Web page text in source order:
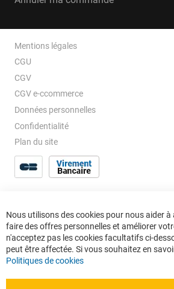
Mentions légales
CGU
CGV
CGV e-ccommerce
Données personnelles
Confidentialité
Plan du site
Nous utilisons des cookies pour nous aider à
faire des offres personnelles et améliorer
n'acceptez pas les cookies facultatifs ci-
peut être affectée. Si vous souhaitez en
Politiques de cookies